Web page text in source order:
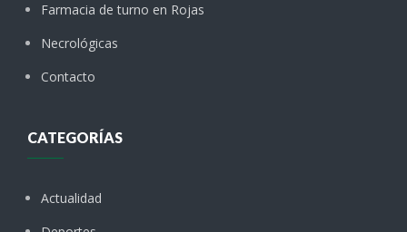
Farmacia de turno en Rojas
Necrológicas
Contacto
CATEGORÍAS
Actualidad